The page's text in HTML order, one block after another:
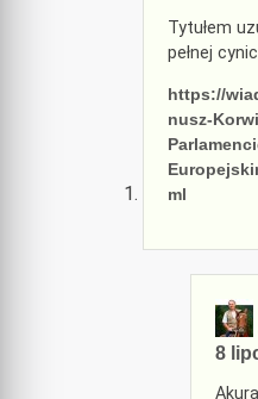
Tytułem
pełnej
https://
nusz-
ml
8